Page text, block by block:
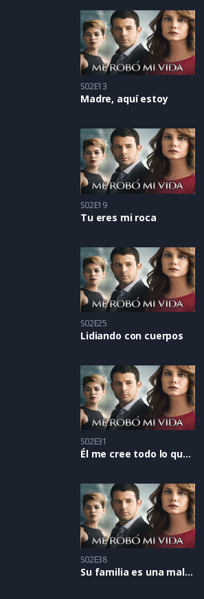
S02E13
Madre, aquí estoy
S02E19
Tu eres mi roca
S02E25
Lidiando con cuerpos
S02E31
Él me cree todo lo que digo
S02E38
Su familia es una maldición